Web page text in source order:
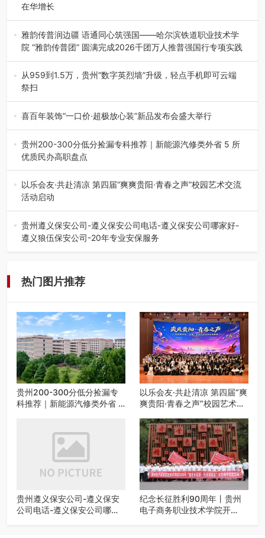
在华增长
融合全球研发实力与本土洞察，深化客户共创，赋能西南市
场创新发展 （7月27日，成…
雅韵传普润边疆 语通同心筑强国——哈尔滨铁道职业技术学
院 “雅韵传普团” 圆满完成2026千团万人推普强国行专项实践
为扎实推进2026“千团万人推普强国行”大学生暑期社会实
践，牢牢紧扣 “雅韵传普…
从959到1.5万，贵州“数字英烈墙”升级，轻点手机即可云端
祭扫
八一建军节到来之际，由贵州省退役军人事务厅指导，贵阳
市退役军人事务局联合贵州广电…
喜百年装饰“一口价·超极放心装”新品发布会盛大举行
2026年7月31日，喜百年装饰“一口价·超极放心装”新品发布
会在贵阳隆重举行。…
贵州200-300分低分捡漏专科推荐｜新能源汽修类外省 5 所
优质民办高职盘点
在贵州省高考志愿填报体系中，200至300分数段考生可选择
的省内工科、新能源汽车…
以乐会友·共赴清凉 第四届“爽爽贵阳·青春之声”校园艺术交流
活动启动
七月的贵阳，清风送爽，第四届“爽爽贵阳·青春之声”校园管
弦乐（合唱）艺术交流活动…
贵州遵义保安公司-遵义保安公司电话-遵义保安公司哪家好-
遵义狼伍保安公司-20年专业安保服务
热门图片推荐
贵州200-300分低分捡漏专
科推荐｜新能源汽修类外省 5
以乐会友·共赴清凉 第四届“爽
爽贵阳·青春之声”校园艺术交
贵州遵义保安公司-遵义保安
公司电话-遵义保安公司哪家
纪念长征胜利90周年丨贵州
电子商务职业技术学院开